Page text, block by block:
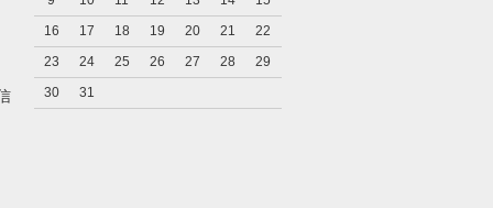
16
17 18 19 20 21
22
23
24 25 26 27 28
29
30
31